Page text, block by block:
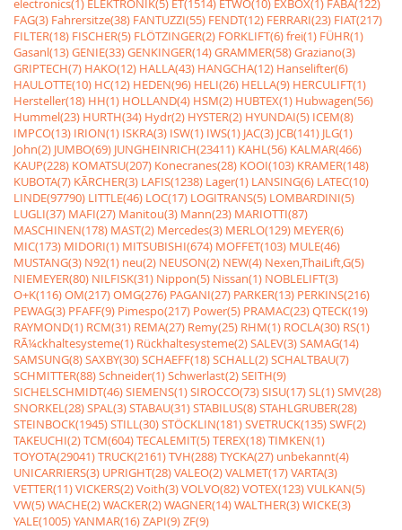
electronics(1) ELEKTRONIK(5) ET(1514) ETWO(10) EXBOX(1) FABA(122)
FAG(3) Fahrersitze(38) FANTUZZI(55) FENDT(12) FERRARI(23) FIAT(217)
FILTER(18) FISCHER(5) FLÖTZINGER(2) FORKLIFT(6)frei(1) FÜHR(1)
Gasanl(13)GENIE(33)GENKINGER(14)GRAMMER(58)Graziano(3)
GRIPTECH(7) HAKO(12) HALLA(43) HANGCHA(12) Hanselifter(6)
HAULOTTE(10) HC(12) HEDEN(96) HELI(26) HELLA(9) HERCULIFT(1)
Hersteller(18) HH(1) HOLLAND(4) HSM(2) HUBTEX(1) Hubwagen(56)
Hummel(23) HURTH(34) Hydr(2) HYSTER(2) HYUNDAI(5) ICEM(8)
IMPCO(13) IRION(1) ISKRA(3) ISW(1) IWS(1) JAC(3) JCB(141) JLG(1)
John(2) JUMBO(69) JUNGHEINRICH(23411) KAHL(56) KALMAR(466)
KAUP(228) KOMATSU(207) Konecranes(28) KOOI(103) KRAMER(148)
KUBOTA(7) KÃRCHER(3) LAFIS(1238) Lager(1) LANSING(6) LATEC(10)
LINDE(97790) LITTLE(46) LOC(17) LOGITRANS(5) LOMBARDINI(5)
LUGLI(37) MAFI(27) Manitou(3) Mann(23) MARIOTTI(87)
MASCHINEN(178) MAST(2) Mercedes(3) MERLO(129) MEYER(6)
MIC(173) MIDORI(1) MITSUBISHI(674) MOFFET(103) MULE(46)
MUSTANG(3) N92(1) neu(2) NEUSON(2) NEW(4) Nexen,ThaiLift,G(5)
NIEMEYER(80) NILFISK(31) Nippon(5) Nissan(1) NOBLELIFT(3)
O+K(116)OM(217)OMG(276) PAGANI(27) PARKER(13) PERKINS(216)
PEWAG(3) PFAFF(9) Pimespo(217) Power(5) PRAMAC(23)QTECK(19)
RAYMOND(1) RCM(31) REMA(27) Remy(25) RHM(1) ROCLA(30) RS(1)
RÃ¼ckhaltesysteme(1) Rückhaltesysteme(2)SALEV(3)SAMAG(14)
SAMSUNG(8)SAXBY(30)SCHAEFF(18)SCHALL(2)SCHALTBAU(7)
SCHMITTER(88)Schneider(1)Schwerlast(2)SEITH(9)
SICHELSCHMIDT(46)SIEMENS(1)SIROCCO(73)SISU(17)SL(1)SMV(28)
SNORKEL(28)SPAL(3)STABAU(31)STABILUS(8)STAHLGRUBER(28)
STEINBOCK(1945)STILL(30)STÖCKLIN(181)SVETRUCK(135)SWF(2)
TAKEUCHI(2)TCM(604)TECALEMIT(5)TEREX(18)TIMKEN(1)
TOYOTA(29041)TRUCK(2161)TVH(288)TYCKA(27) unbekannt(4)
UNICARRIERS(3) UPRIGHT(28)VALEO(2)VALMET(17)VARTA(3)
VETTER(11)VICKERS(2)Voith(3)VOLVO(82)VOTEX(123)VULKAN(5)
VW(5)WACHE(2)WACKER(2)WAGNER(14)WALTHER(3)WICKE(3)
YALE(1005)YANMAR(16)ZAPI(9)ZF(9)